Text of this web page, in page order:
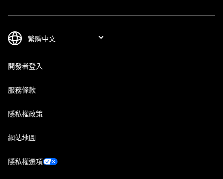
開發者登入
服務條款
隱私權政策
網站地圖
隱私權選項